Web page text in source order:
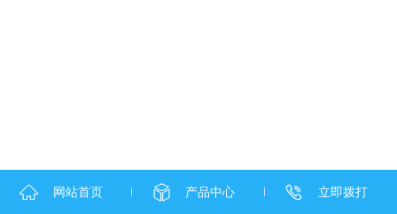
网站首页 产品中心 立即拨打